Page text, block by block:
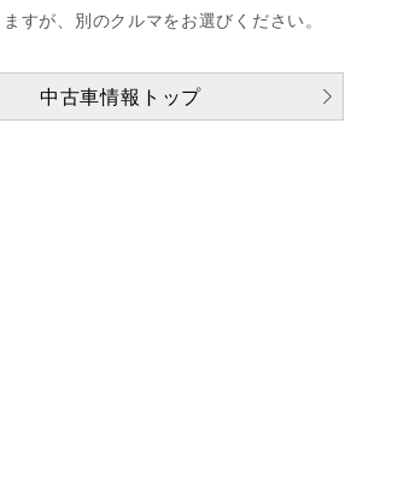
すが、別のクルマをお選びください。
中古車情報トップ